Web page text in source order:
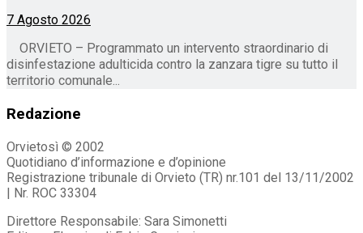
7 Agosto 2026
ORVIETO – Programmato un intervento straordinario di
disinfestazione adulticida contro la zanzara tigre su tutto il
territorio comunale...
Redazione
Orvietosì © 2002
Quotidiano d’informazione e d’opinione
Registrazione tribunale di Orvieto (TR) nr.101 del 13/11/2002
| Nr. ROC 33304
Direttore Responsabile: Sara Simonetti